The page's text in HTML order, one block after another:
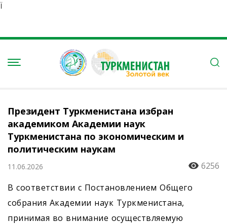
Ï
Президент Туркменистана избран
академиком Академии наук
Туркменистана по экономическим и
политическим наукам
11.06.2026
6256
В соответствии с Постановлением Общего
собрания Академии наук Туркменистана,
принимая во внимание осуществляемую